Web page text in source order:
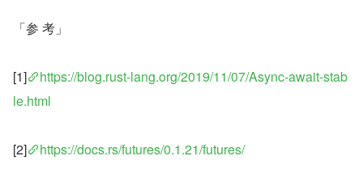
「参 考」
[1]
https://blog.rust-lang.org/2019/11/07/Async-await-stab
le.html
[2] https://docs.rs/futures/0.1.21/futures/